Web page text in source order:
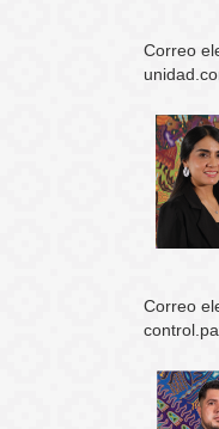
Correo
Correo